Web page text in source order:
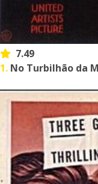
7.49
1. No Turbilhão da